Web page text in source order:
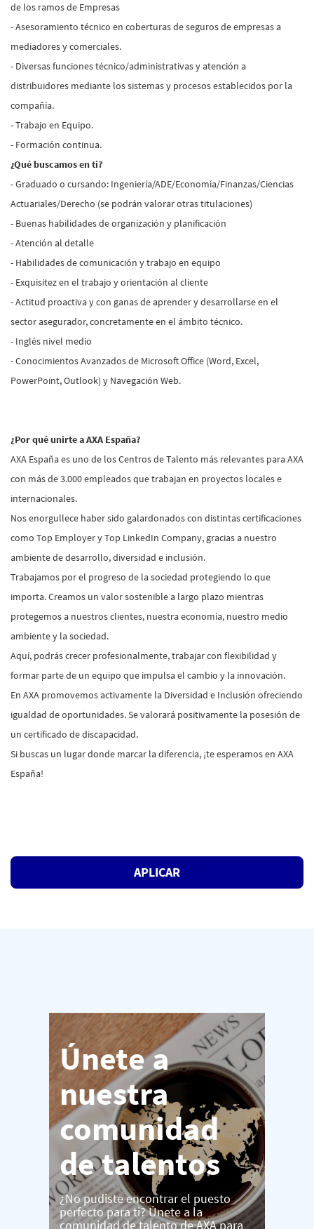
de los ramos de Empresas
- Asesoramiento técnico en coberturas de seguros de empresas a
mediadores y comerciales.
- Diversas funciones técnico/administrativas y atención a
distribuidores mediante los sistemas y procesos establecidos por la
compañía.
- Trabajo en Equipo.
- Formación continua.
¿Qué buscamos en ti?
- Graduado o cursando: Ingeniería/ADE/Economía/Finanzas/Ciencias
Actuariales/Derecho (se podrán valorar otras titulaciones)
- Buenas habilidades de organización y planificación
- Atención al detalle
- Habilidades de comunicación y trabajo en equipo
- Exquisitez en el trabajo y orientación al cliente
- Actitud proactiva y con ganas de aprender y desarrollarse en el
sector asegurador, concretamente en el ámbito técnico.
- Inglés nivel medio
- Conocimientos Avanzados de Microsoft Office (Word, Excel,
PowerPoint, Outlook) y Navegación Web.
¿Por qué unirte a AXA España?
AXA España es uno de los Centros de Talento más relevantes para AXA
con más de 3.000 empleados que trabajan en proyectos locales e
internacionales.
Nos enorgullece haber sido galardonados con distintas certificaciones
como Top Employer y Top LinkedIn Company, gracias a nuestro
ambiente de desarrollo, diversidad e inclusión.
Trabajamos por el progreso de la sociedad protegiendo lo que
importa. Creamos un valor sostenible a largo plazo mientras
protegemos a nuestros clientes, nuestra economía, nuestro medio
ambiente y la sociedad.
Aquí, podrás crecer profesionalmente, trabajar con flexibilidad y
formar parte de un equipo que impulsa el cambio y la innovación.
En AXA promovemos activamente la Diversidad e Inclusión ofreciendo
igualdad de oportunidades. Se valorará positivamente la posesión de
un certificado de discapacidad.
Si buscas un lugar donde marcar la diferencia, ¡te esperamos en AXA
España!
APLICAR
Únete a
nuestra
comunidad
de talentos
¿No pudiste encontrar el puesto
perfecto para ti? Únete a la
comunidad de talento de AXA para